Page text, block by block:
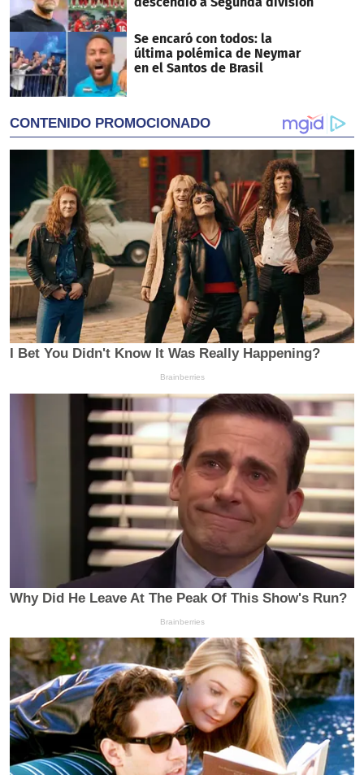
Se encaró con todos: la
última polémica de Neymar
en el Santos de Brasil